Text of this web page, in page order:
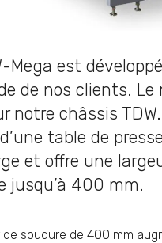
Mega est
de nos clients. Le
notre châssis
table de
et offre une
jusqu’à 400 mm.
de soudure de 400 mm